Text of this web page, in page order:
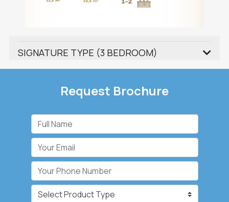
SIGNATURE TYPE (3 BEDROOM)
Request Brochure